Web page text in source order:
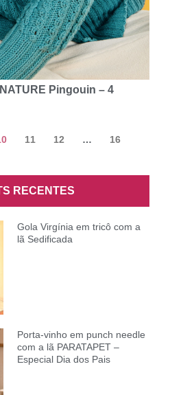
Pingouin – 4
11 12 … 16
RECENTES
Gola Virgínia em tricô com a
lã Sedificada
Porta-vinho em punch needle
com a lã PARATAPET –
Especial Dia dos Pais